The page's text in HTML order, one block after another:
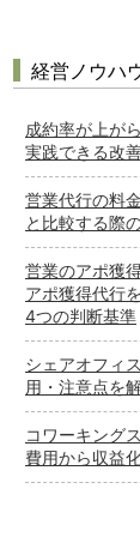
経営ノウハ
成約率が上が
実践できる改
営業代行の料
と比較する際
営業のアポ獲
アポ獲得代行
4つの判断基準
シェアオフィ
用・注意点を
コワーキング
費用から収益